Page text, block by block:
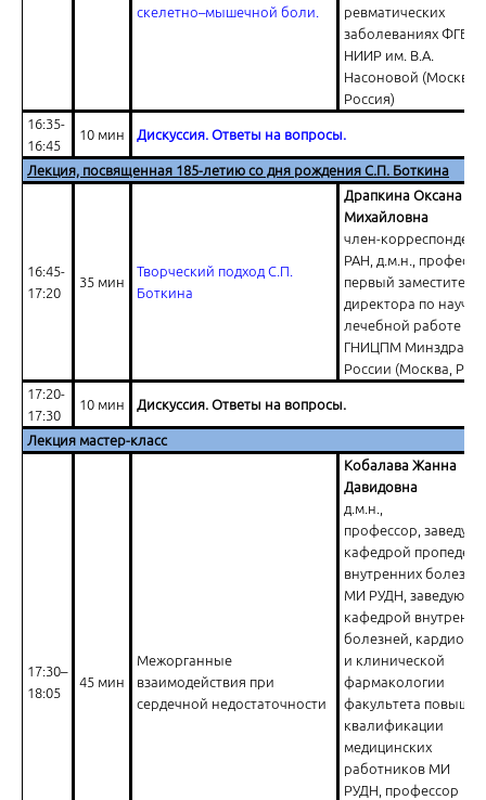
скелетно–мышечной боли.
ревматических
заболеваниях ФГБНУ
НИИР им. В.А.
Насоновой (Москва,
Россия)
16:35-
16:45
10 мин Дискуссия. Ответы на вопросы.
Лекция, посвященная 185-летию со дня рождения С.П. Боткина
16:45-
17:20
35 мин
Творческий подход С.П.
Боткина
Драпкина Оксана
Михайловна
член-корреспондент
РАН, д.м.н.,
первый заместитель
директора по
лечебной работе
ГНИЦПМ Минздрава
России (Москва,
17:20-
17:30
10 мин Дискуссия. Ответы на вопросы.
Лекция мастер-класс
17:30–
18:05
45 мин
Межорганные
взаимодействия при
сердечной недостаточности
Кобалава Жанна
Давидовна
д.м.н.,
профессор,
кафедрой
внутренних
МИ РУДН,
кафедрой
болезней,
и клинической
фармакологии
факультета
квалификации
медицинских
работников МИ
РУДН, профессор